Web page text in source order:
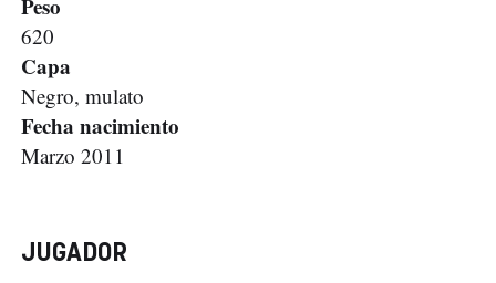
Peso
620
Capa
Negro, mulato
Fecha nacimiento
Marzo 2011
JUGADOR